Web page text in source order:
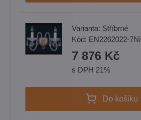
Varianta: Stříbrné
Kód: EN2262022-7Ni
7 876 Kč
s DPH 21%
Do košíku